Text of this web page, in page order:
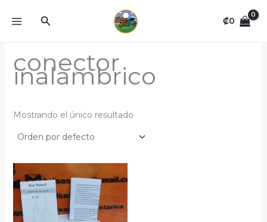
contenido
Buscar ₡0
conector
inalambrico
Mostrando el único resultado